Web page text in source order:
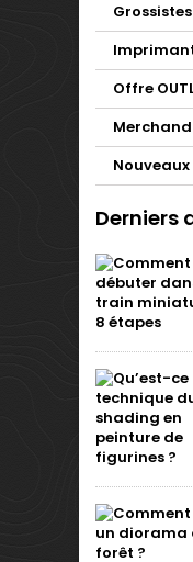
Grossistes
Offre
Derniers